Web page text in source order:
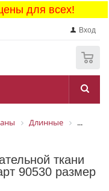
для всех!
Вход
Длинные ...
ткани
90530 размер